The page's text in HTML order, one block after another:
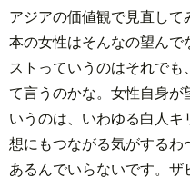
アジアの価値観で見直し
本の女性はそんなの望んで
ストっていうのはそれで
て言うのかな。女性自身が
いうのは、いわゆる白人
想にもつながる気がする
あるんでいらないです。ザ